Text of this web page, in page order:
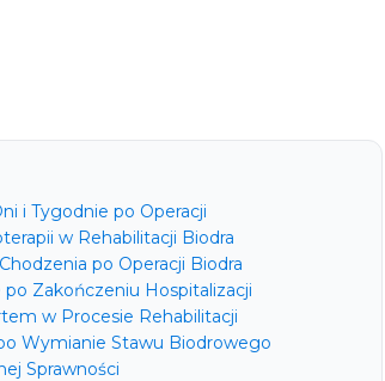
(TFCC) i stawu DRUJ
łokciowego dalszego
pourazowych
i Tygodnie po Operacji
w Rehabilitacji Biodra
po Operacji Biodra
po Zakończeniu Hospitalizacji
w Procesie Rehabilitacji
Wymianie Stawu Biodrowego
Sprawności